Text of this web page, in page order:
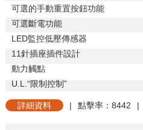
可選的手動重置按鈕功能
可選斷電功能
LED監控低壓傳感器
11針插座插件設計
動力觸點
U.L.“限制控制”
詳細資料 | 點擊率：8442 |